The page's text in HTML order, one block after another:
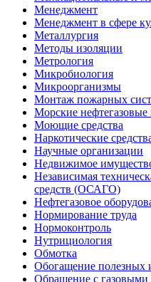
Менеджмент
Менеджмент в сфере
Металлургия
Методы изоляции
Метрология
Микробиология
Микроорганизмы
Монтаж пожарных
Морские
Моющие средства
Наркотические
Научные организации
Недвижимое
Независимая
средств (ОСАГО)
Нефтегазовое
Нормирование труда
Нормоконтроль
Нутрициология
Обмотка
Обогащение полезных
Обращение с газовыми